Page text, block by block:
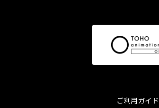
ご利用ガイド